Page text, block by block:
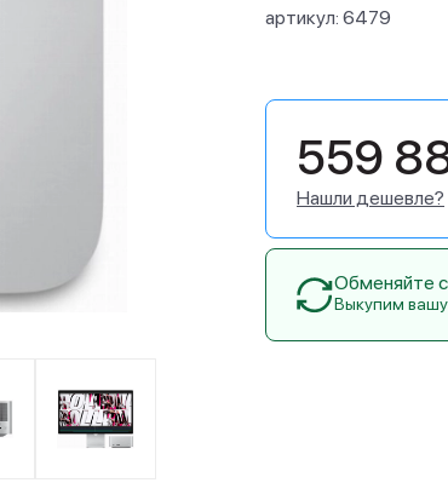
артикул: 6479
559
Нашли дешевле?
Обменяйте
Выкупим